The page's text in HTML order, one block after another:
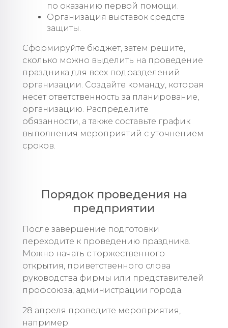
по оказанию первой помощи.
Организация выставок средств
защиты.
Сформируйте бюджет, затем решите,
сколько можно выделить на проведение
праздника для всех подразделений
организации. Создайте команду, которая
несет ответственность за планирование,
организацию. Распределите
обязанности, а также составьте график
выполнения мероприятий с уточнением
сроков.
Порядок проведения на
предприятии
После завершение подготовки
переходите к проведению праздника.
Можно начать с торжественного
открытия, приветственного слова
руководства фирмы или представителей
профсоюза, администрации города.
28 апреля проведите мероприятия,
например: